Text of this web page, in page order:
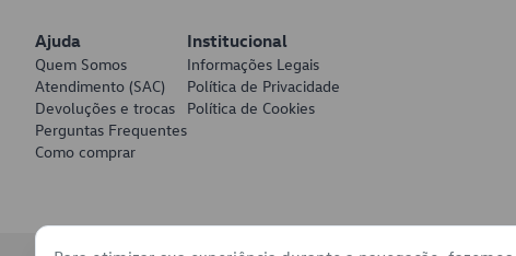
Ajuda
Quem Somos
Atendimento (SAC)
Devoluções e trocas
Perguntas Frequentes
Como comprar
Institucional
Informações Legais
Política de Privacidade
Política de Cookies